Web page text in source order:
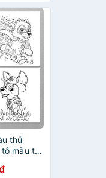
thủ
màu thủ
x